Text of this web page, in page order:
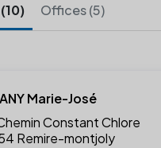
Offices (5)
Marie-José
Constant Chlore
Remire-montjoly